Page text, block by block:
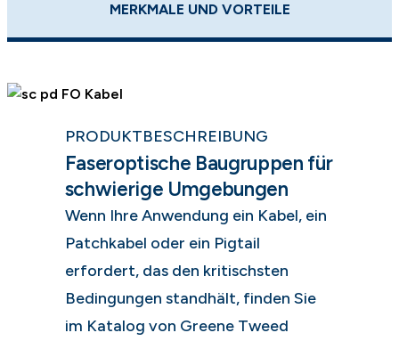
MERKMALE UND VORTEILE
PRODUKTBESCHREIBUNG
Faseroptische Baugruppen für
schwierige Umgebungen
Wenn Ihre Anwendung ein Kabel, ein
Patchkabel oder ein Pigtail
erfordert, das den kritischsten
Bedingungen standhält, finden Sie
im Katalog von Greene Tweed